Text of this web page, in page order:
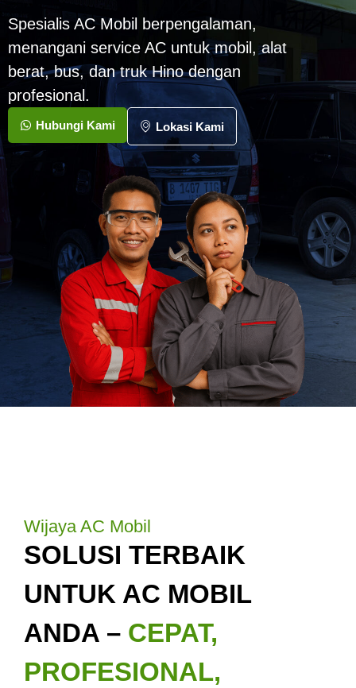
Spesialis AC Mobil berpengalaman,
menangani service AC untuk mobil, alat
berat, bus, dan truk Hino dengan
profesional.
Hubungi Kami Lokasi Kami
Wijaya AC Mobil
SOLUSI TERBAIK
UNTUK AC MOBIL
ANDA – CEPAT,
PROFESIONAL,